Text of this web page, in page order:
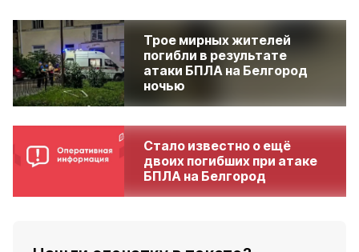
Трое мирных жителей
погибли в результате
атаки БПЛА на Белгород
ночью
Стало известно о ещё
двоих погибших при атаке
БПЛА на Белгород